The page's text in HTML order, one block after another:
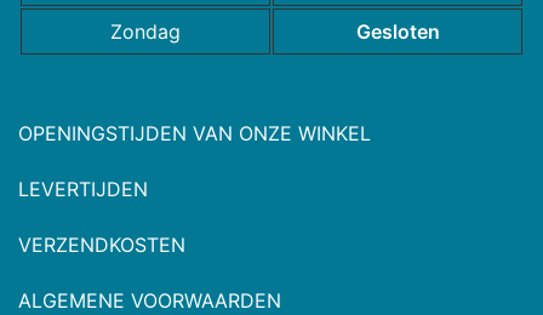
Zondag
Gesloten
OPENINGSTIJDEN VAN ONZE WINKEL
LEVERTIJDEN
VERZENDKOSTEN
ALGEMENE VOORWAARDEN